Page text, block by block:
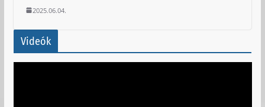
2025.06.04.
Videók